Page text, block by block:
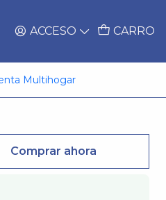
ACCESO CARRO
Multihogar550W
Comprar ahora